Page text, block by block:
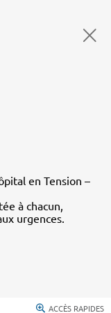
en Tension –
à chacun,
urgences.
ACCÈS RAPIDES